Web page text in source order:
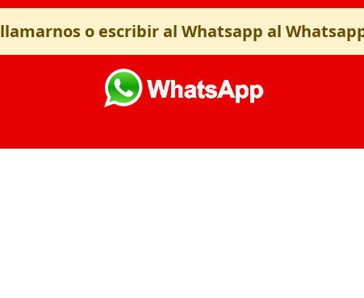
llamarnos o escribir al Whatsapp al